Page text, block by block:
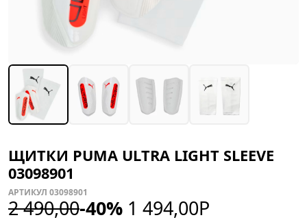
ЩИТКИ PUMA ULTRA LIGHT SLEEVE
03098901
АРТИКУЛ 03098901
2 490,00-40% 1 494,00Р